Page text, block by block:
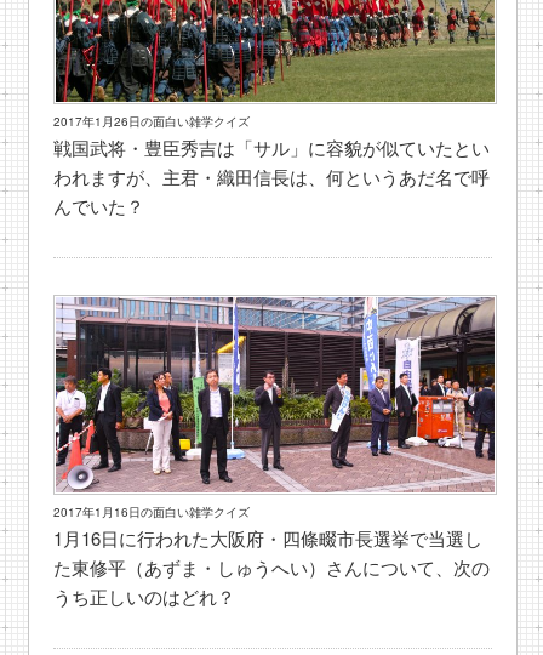
2017年1月26日の面白い雑学クイズ
戦国武将・豊臣秀吉は「サル」に容貌が似ていたとい
われますが、主君・織田信長は、何というあだ名で呼
んでいた？
2017年1月16日の面白い雑学クイズ
1月16日に行われた大阪府・四條畷市長選挙で当選し
た東修平（あずま・しゅうへい）さんについて、次の
うち正しいのはどれ？